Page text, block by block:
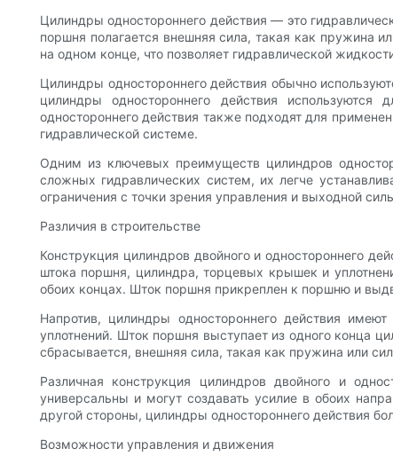
Цилиндры одностороннего действия — это
поршня полагается внешняя сила, такая как пружина
на одном конце, что позволяет гидравлической
Цилиндры одностороннего действия обычно
цилиндры одностороннего действия
одностороннего действия также подходят для
гидравлической системе.
Одним из ключевых преимуществ цилиндров
сложных гидравлических систем, их легче
ограничения с точки зрения управления и выходной
Различия в строительстве
Конструкция цилиндров двойного и одностороннего
штока поршня, цилиндра, торцевых крышек и
обоих концах. Шток поршня прикреплен к поршню и
Напротив, цилиндры одностороннего действия
уплотнений. Шток поршня выступает из одного конца
сбрасывается, внешняя сила, такая как пружина или
Различная конструкция цилиндров двойного и
универсальны и могут создавать усилие в обоих
другой стороны, цилиндры одностороннего действия
Возможности управления и движения